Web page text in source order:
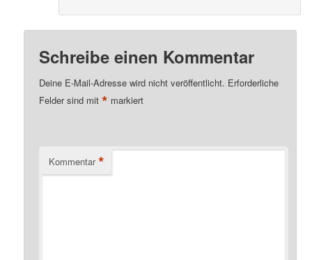
Schreibe einen Kommentar
Deine E-Mail-Adresse wird nicht veröffentlicht. Erforderliche
Felder sind mit* markiert
Kommentar *